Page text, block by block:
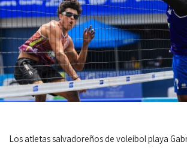
Los atletas salvadoreños de voleibol playa